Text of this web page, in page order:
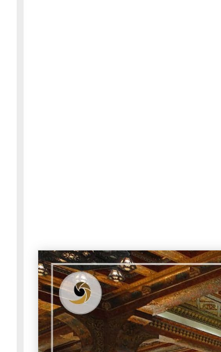
30-05-2020 255582 مشاهدة
كتاب "ألف ليلة وليلة" 1862م - الاجزاء الاربعة - النسخة
الاصلية غير المنقحة